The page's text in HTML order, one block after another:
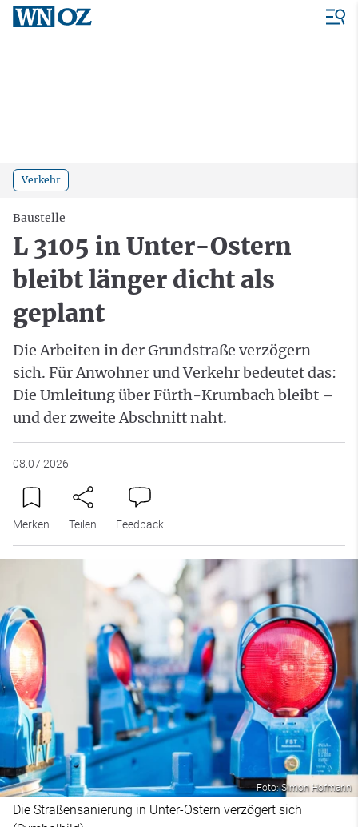
Verkehr
Baustelle
L 3105 in Unter-Ostern
bleibt länger dicht als
geplant
Die Arbeiten in der Grundstraße verzögern
sich. Für Anwohner und Verkehr bedeutet das:
Die Umleitung über Fürth-Krumbach bleibt –
und der zweite Abschnitt naht.
08.07.2026
Merken Teilen Feedback
Foto: Simon Hofmann
Die Straßensanierung in Unter-Ostern verzögert sich